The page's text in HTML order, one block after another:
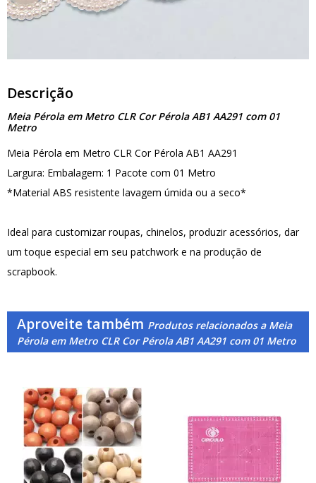
Descrição
Meia Pérola em Metro CLR Cor Pérola AB1 AA291 com 01
Metro
Meia Pérola em Metro CLR Cor Pérola AB1 AA291
Largura: Embalagem: 1 Pacote com 01 Metro
*Material ABS resistente lavagem úmida ou a seco*
Ideal para customizar roupas, chinelos, produzir acessórios, dar
um toque especial em seu patchwork e na produção de
scrapbook.
Aproveite também Produtos relacionados a Meia
Pérola em Metro CLR Cor Pérola AB1 AA291 com 01 Metro